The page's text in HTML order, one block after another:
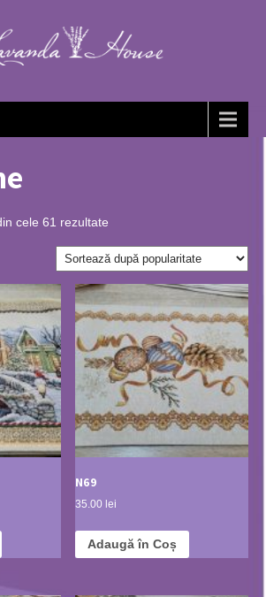
cele 61 rezultate
N69
35.00 lei
Adaugă în Coș